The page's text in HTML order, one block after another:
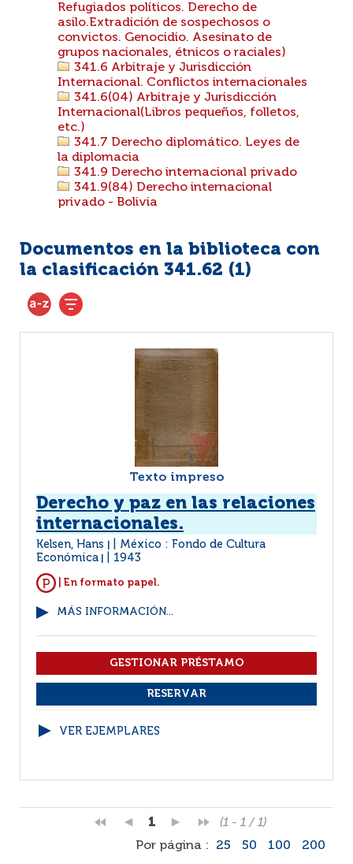
Refugiados políticos. Derecho de
asilo.Extradición de sospechosos o
convictos. Genocidio. Asesinato de
grupos nacionales, étnicos o raciales)
341.6 Arbitraje y Jurisdicción
Internacional. Conflictos internacionales
341.6(04) Arbitraje y Jurisdicción
Internacional(Libros pequeños, folletos,
etc.)
341.7 Derecho diplomático. Leyes de
la diplomacia
341.9 Derecho internacional privado
341.9(84) Derecho internacional
privado - Bolivia
Documentos en la biblioteca con
la clasificación 341.62 (1)
Texto impreso
Derecho y paz en las relaciones
internacionales.
Kelsen, Hans
México : Fondo de Cultura
Económica
1943
| En formato papel.
MÁS INFORMACIÓN...
VER EJEMPLARES
1
(1 - 1 / 1)
Por página :
25 50 100 200